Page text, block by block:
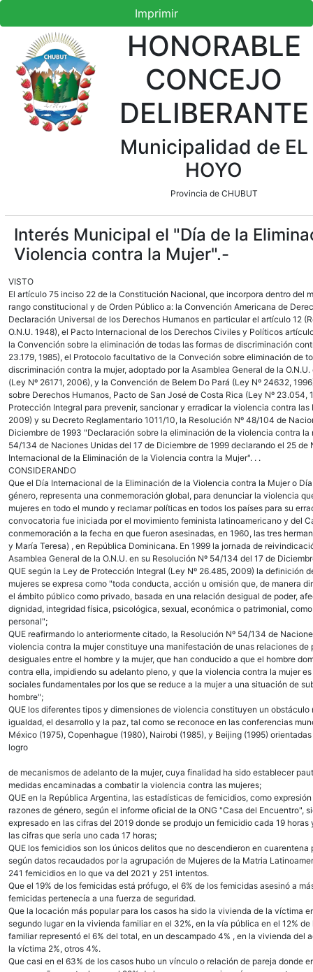
Imprimir
HONORABLE
CONCEJO
DELIBERANTE
Municipalidad de EL
HOYO
Provincia de CHUBUT
Interés Municipal el "Día de la
Violencia contra la Mujer".-
VISTO
El artículo 75 inciso 22 de la Constitución Nacional, que incorpora dentro del
rango constitucional y de Orden Público a: la Convención Americana de
Declaración Universal de los Derechos Humanos en particular el artículo 12
O.N.U. 1948), el Pacto Internacional de los Derechos Civiles y Políticos
la Convención sobre la eliminación de todas las formas de discriminación
23.179, 1985), el Protocolo facultativo de la Conveción sobre eliminación de
discriminación contra la mujer, adoptado por la Asamblea General de la
(Ley Nº 26171, 2006), y la Convención de Belem Do Pará (Ley Nº 24632,
sobre Derechos Humanos, Pacto de San José de Costa Rica (Ley Nº 23.054,
Protección Integral para prevenir, sancionar y erradicar la violencia contra las
2009) y su Decreto Reglamentario 1011/10, la Resolución Nº 48/104 de
Diciembre de 1993 "Declaración sobre la eliminación de la violencia contra la
54/134 de Naciones Unidas del 17 de Diciembre de 1999 declarando el 25 de
Internacional de la Eliminación de la Violencia contra la Mujer". . .
CONSIDERANDO
Que el Día Internacional de la Eliminación de la Violencia contra la Mujer o
género, representa una conmemoración global, para denunciar la violencia
mujeres en todo el mundo y reclamar políticas en todos los países para su
convocatoria fue iniciada por el movimiento feminista latinoamericano y del
conmemoración a la fecha en que fueron asesinadas, en 1960, las tres
y María Teresa) , en República Dominicana. En 1999 la jornada de
Asamblea General de la O.N.U. en su Resolución Nº 54/134 del 17 de
QUE según la Ley de Protección Integral (Ley Nº 26.485, 2009) la definición
mujeres se expresa como "toda conducta, acción u omisión que, de manera
el ámbito público como privado, basada en una relación desigual de poder,
dignidad, integridad física, psicológica, sexual, económica o patrimonial,
personal";
QUE reafirmando lo anteriormente citado, la Resolución Nº 54/134 de
violencia contra la mujer constituye una manifestación de unas relaciones de
desiguales entre el hombre y la mujer, que han conducido a que el hombre
contra ella, impidiendo su adelanto pleno, y que la violencia contra la mujer
sociales fundamentales por los que se reduce a la mujer a una situación de
hombre";
QUE los diferentes tipos y dimensiones de violencia constituyen un obstáculo
igualdad, el desarrollo y la paz, tal como se reconoce en las conferencias
México (1975), Copenhague (1980), Nairobi (1985), y Beijing (1995)
logro
de mecanismos de adelanto de la mujer, cuya finalidad ha sido establecer
medidas encaminadas a combatir la violencia contra las mujeres;
QUE en la República Argentina, las estadísticas de femicidios, como
razones de género, según el informe oficial de la ONG "Casa del Encuentro",
expresado en las cifras del 2019 donde se produjo un femicidio cada 19 horas
las cifras que sería uno cada 17 horas;
QUE los femicidios son los únicos delitos que no descendieron en cuarentena
según datos recaudados por la agrupación de Mujeres de la Matria
241 femicidios en lo que va del 2021 y 251 intentos.
Que el 19% de los femicidas está prófugo, el 6% de los femicidas asesinó a
femicidas pertenecía a una fuerza de seguridad.
Que la locación más popular para los casos ha sido la vivienda de la víctima
segundo lugar en la vivienda familiar en el 32%, en la vía pública en el 12%
familiar representó el 6% del total, en un descampado 4% , en la vivienda del
la víctima 2%, otros 4%.
Que casi en el 63% de los casos hubo un vínculo o relación de pareja donde